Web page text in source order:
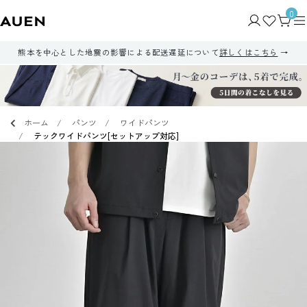
0
熊本を中心とした地震の影響による配送遅延について詳しくはこちら
ホーム パンツ
ワイドパンツ
テックワイドパンツ[セットアップ対応]